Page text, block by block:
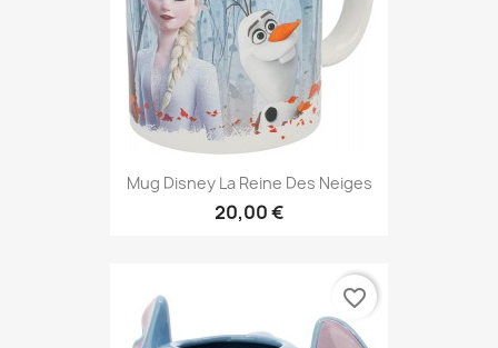
Mug Disney La Reine Des Neiges
20,00 €
favorite_border